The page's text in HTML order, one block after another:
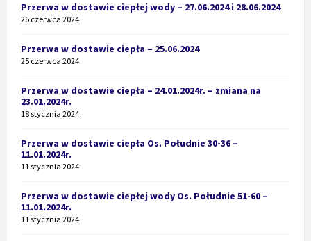
Przerwa w dostawie ciepłej wody – 27.06.2024 i 28.06.2024
26 czerwca 2024
Przerwa w dostawie ciepła – 25.06.2024
25 czerwca 2024
Przerwa w dostawie ciepła – 24.01.2024r. – zmiana na
23.01.2024r.
18 stycznia 2024
Przerwa w dostawie ciepła Os. Południe 30-36 –
11.01.2024r.
11 stycznia 2024
Przerwa w dostawie ciepłej wody Os. Południe 51-60 –
11.01.2024r.
11 stycznia 2024